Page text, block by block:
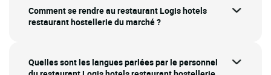
Comment se rendre au restaurant Logis hotels
restaurant hostellerie du marché ?
Quelles sont les langues parlées par le personnel